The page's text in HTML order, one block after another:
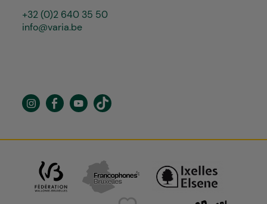
+32 (0)2 640 35 50
info@varia.be